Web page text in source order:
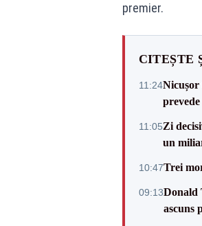
premier.
CITEȘTE
11:24Nicușor
11:05Zi
un
10:47Trei
09:13Donald
ascuns